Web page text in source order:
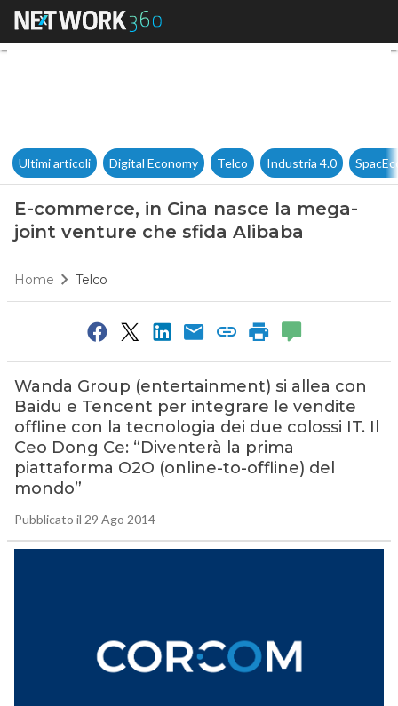
E-commerce, in Cina nasce
Ultimi articoli Digital Economy Telco Industria 4.0
E-commerce, in Cina nasce la mega-
joint venture che sfida Alibaba
Home Telco
Wanda Group (entertainment) si allea con
Baidu e Tencent per integrare le vendite
offline con la tecnologia dei due colossi IT. Il
Ceo Dong Ce: “Diventerà la prima
piattaforma O2O (online-to-offline) del
mondo”
Pubblicato il 29 Ago 2014